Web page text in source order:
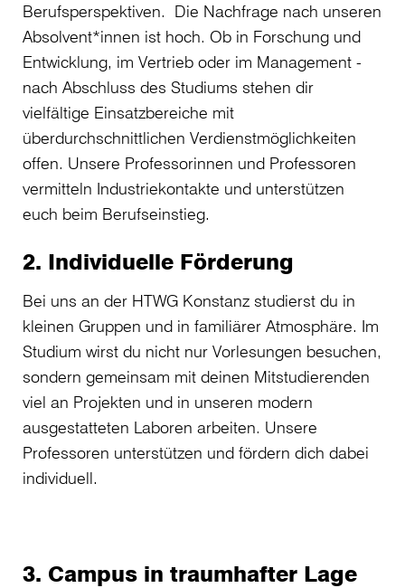
Berufsperspektiven. Die Nachfrage nach unseren
Absolvent*innen ist hoch. Ob in Forschung und
Entwicklung, im Vertrieb oder im Management -
nach Abschluss des Studiums stehen dir
vielfältige Einsatzbereiche mit
überdurchschnittlichen Verdienstmöglichkeiten
offen. Unsere Professorinnen und Professoren
vermitteln Industriekontakte und unterstützen
euch beim Berufseinstieg.
2. Individuelle Förderung
Bei uns an der HTWG Konstanz studierst du in
kleinen Gruppen und in familiärer Atmosphäre. Im
Studium wirst du nicht nur Vorlesungen besuchen,
sondern gemeinsam mit deinen Mitstudierenden
viel an Projekten und in unseren modern
ausgestatteten Laboren arbeiten. Unsere
Professoren unterstützen und fördern dich dabei
individuell.
3. Campus in traumhafter Lage